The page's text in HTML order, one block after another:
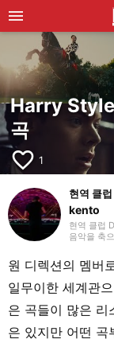
Harry
곡
favorite_border 1
현역 클
kento
현역 클럽
음악을 축
플로어를
원 디렉션의 멤버
일무이한 세계관
은 곡들이 많은 리
은 있지만 어떤